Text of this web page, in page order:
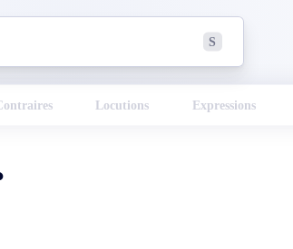
S
Locutions Expressions